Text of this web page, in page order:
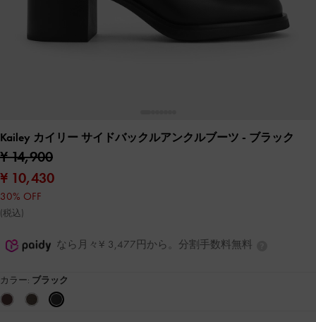
Kailey カイリー サイドバックルアンクルブーツ - ブラック
¥ 14,900
¥ 10,430
30% OFF
(税込)
なら月々¥ 3,477円から。分割手数料無料
カラー: ブラック